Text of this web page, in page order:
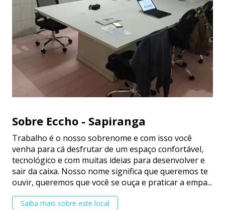
Sobre Eccho - Sapiranga
Trabalho é o nosso sobrenome e com isso você
venha para cá desfrutar de um espaço confortável,
tecnológico e com muitas ideias para desenvolver e
sair da caixa. Nosso nome significa que queremos te
ouvir, queremos que você se ouça e praticar a empa...
Saiba mais sobre este local